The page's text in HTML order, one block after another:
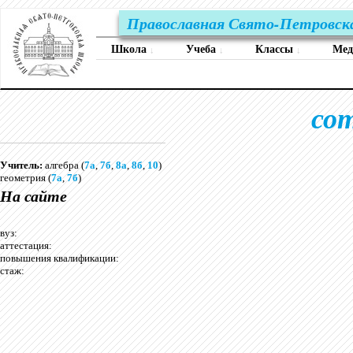
Православная Свято-
Школа ↓ Учеба ↓ Классы ↓
Учитель:алгебра (7а,7б,8а,8б,10)
геометрия (7а,7б)
На сайте
вуз:
аттестация:
повышения квалификации:
стаж: